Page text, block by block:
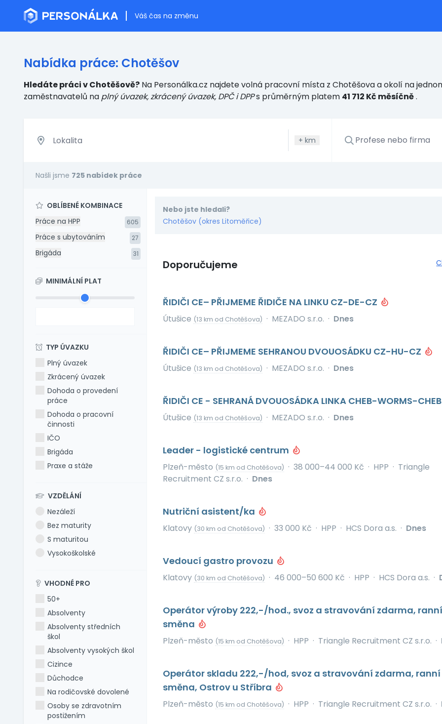
Váš čas na změnu
Nabídka práce: Chotěšov
Hledáte práci v Chotěšově? Na Personálka.cz najdete volná pracovní místa z Chotěšova a okolí na
zaměstnavatelů na plný úvazek, zkrácený úvazek, DPČ i DPPs průměrným platem 41 712 Kč měsíčně.
+ km
Našli jsme 725 nabídek práce
OBLÍBENÉ KOMBINACE
Práce na HPP
605
Práce s ubytováním 27
Brigáda 31
MINIMÁLNÍ PLAT
TYP ÚVAZKU
Plný úvazek
Zkrácený úvazek
Dohoda o provedení
práce
Dohoda o pracovní
činnosti
IČO
Brigáda
Praxe a stáže
VZDĚLÁNÍ
Nezáleží
Bez maturity
S maturitou
Vysokoškolské
VHODNÉ PRO
50+
Absolventy
Absolventy středních
škol
Absolventy vysokých škol
Cizince
Důchodce
Na rodičovské dovolené
Osoby se zdravotním
postižením
Nebo jste hledali?
Chotěšov (okres Litoměřice)
Doporučujeme
ŘIDIČI CE– PŘIJMEME ŘIDIČE NA LINKU CZ-DE-CZ
Útušice (13 km od Chotěšova) · MEZADO s.r.o. · Dnes
ŘIDIČI CE– PŘIJMEME SEHRANOU DVOUOSÁDKU CZ-HU-CZ
Útušice (13 km od Chotěšova) · MEZADO s.r.o. · Dnes
ŘIDIČI CE - SEHRANÁ DVOUOSÁDKA LINKA CHEB-WORMS-
Útušice (13 km od Chotěšova) · MEZADO s.r.o. · Dnes
Leader - logistické centrum
Plzeň-město (15 km od Chotěšova) · 38 000–44 000 Kč · HPP · Triangle
Recruitment CZ s.r.o. · Dnes
Nutriční asistent/ka
Klatovy (30 km od Chotěšova) · 33 000 Kč · HPP · HCS Dora a.s. · Dnes
Vedoucí gastro provozu
Klatovy (30 km od Chotěšova) · 46 000–50 600 Kč · HPP · HCS Dora a.s. ·
Operátor výroby 222,-/hod., svoz a stravování zdarma, ranní
směna
Plzeň-město (15 km od Chotěšova) · HPP · Triangle Recruitment CZ s.r.o. ·
Operátor skladu 222,-/hod, svoz a stravování zdarma, ranní
směna, Ostrov u Stříbra
Plzeň-město (15 km od Chotěšova) · HPP · Triangle Recruitment CZ s.r.o. ·